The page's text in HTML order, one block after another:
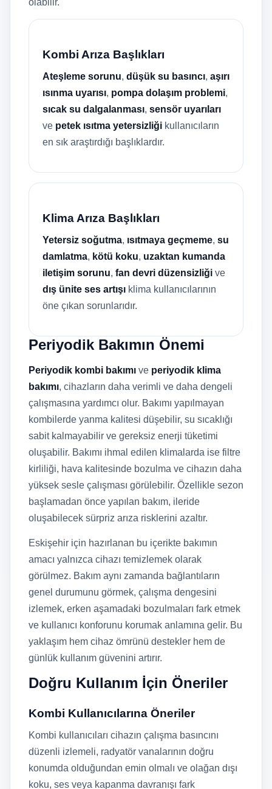
olabilir.
Kombi Arıza Başlıkları
Ateşleme sorunu, düşük su basıncı, aşırı
ısınma uyarısı, pompa dolaşım problemi,
sıcak su dalgalanması, sensör uyarıları
ve petek ısıtma yetersizliği kullanıcıların
en sık araştırdığı başlıklardır.
Klima Arıza Başlıkları
Yetersiz soğutma, ısıtmaya geçmeme, su
damlatma, kötü koku, uzaktan kumanda
iletişim sorunu, fan devri düzensizliği ve
dış ünite ses artışı klima kullanıcılarının
öne çıkan sorunlarıdır.
Periyodik Bakımın Önemi
Periyodik kombi bakımı ve periyodik klima
bakımı, cihazların daha verimli ve daha dengeli
çalışmasına yardımcı olur. Bakımı yapılmayan
kombilerde yanma kalitesi düşebilir, su sıcaklığı
sabit kalmayabilir ve gereksiz enerji tüketimi
oluşabilir. Bakımı ihmal edilen klimalarda ise filtre
kirliliği, hava kalitesinde bozulma ve cihazın daha
yüksek sesle çalışması görülebilir. Özellikle sezon
başlamadan önce yapılan bakım, ileride
oluşabilecek sürpriz arıza risklerini azaltır.
Eskişehir için hazırlanan bu içerikte bakımın
amacı yalnızca cihazı temizlemek olarak
görülmez. Bakım aynı zamanda bağlantıların
genel durumunu görmek, çalışma dengesini
izlemek, erken aşamadaki bozulmaları fark etmek
ve kullanıcı konforunu korumak anlamına gelir. Bu
yaklaşım hem cihaz ömrünü destekler hem de
günlük kullanım güvenini artırır.
Doğru Kullanım İçin Öneriler
Kombi Kullanıcılarına Öneriler
Kombi kullanıcıları cihazın çalışma basıncını
düzenli izlemeli, radyatör vanalarının doğru
konumda olduğundan emin olmalı ve olağan dışı
koku, ses veya kapanma davranışı fark